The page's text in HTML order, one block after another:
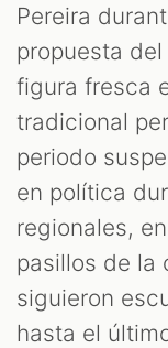
Pereira
propuesta del
figura fresca
tradicional
periodo
en política
regionales,
pasillos de la
siguieron
hasta el